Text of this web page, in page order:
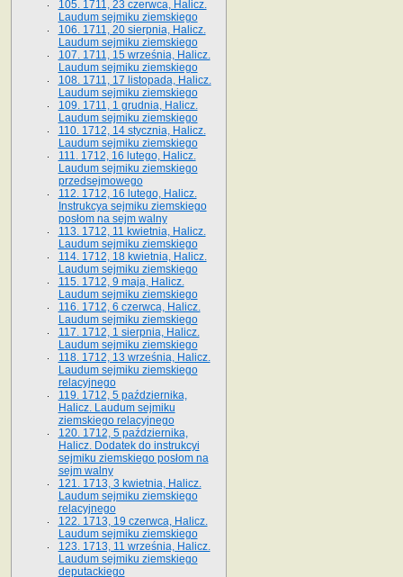
105. 1711, 23 czerwca, Halicz.
Laudum sejmiku ziemskiego
106. 1711, 20 sierpnia, Halicz.
Laudum sejmiku ziemskiego
107. 1711, 15 września, Halicz.
Laudum sejmiku ziemskiego
108. 1711, 17 listopada, Halicz.
Laudum sejmiku ziemskiego
109. 1711, 1 grudnia, Halicz.
Laudum sejmiku ziemskiego
110. 1712, 14 stycznia, Halicz.
Laudum sejmiku ziemskiego
111. 1712, 16 lutego, Halicz.
Laudum sejmiku ziemskiego
przedsejmowego
112. 1712, 16 lutego, Halicz.
Instrukcya sejmiku ziemskiego
posłom na sejm walny
113. 1712, 11 kwietnia, Halicz.
Laudum sejmiku ziemskiego
114. 1712, 18 kwietnia, Halicz.
Laudum sejmiku ziemskiego
115. 1712, 9 maja, Halicz.
Laudum sejmiku ziemskiego
116. 1712, 6 czerwca, Halicz.
Laudum sejmiku ziemskiego
117. 1712, 1 sierpnia, Halicz.
Laudum sejmiku ziemskiego
118. 1712, 13 września, Halicz.
Laudum sejmiku ziemskiego
relacyjnego
119. 1712, 5 października,
Halicz. Laudum sejmiku
ziemskiego relacyjnego
120. 1712, 5 października,
Halicz. Dodatek do instrukcyi
sejmiku ziemskiego posłom na
sejm walny
121. 1713, 3 kwietnia, Halicz.
Laudum sejmiku ziemskiego
relacyjnego
122. 1713, 19 czerwca, Halicz.
Laudum sejmiku ziemskiego
123. 1713, 11 września, Halicz.
Laudum sejmiku ziemskiego
deputackiego